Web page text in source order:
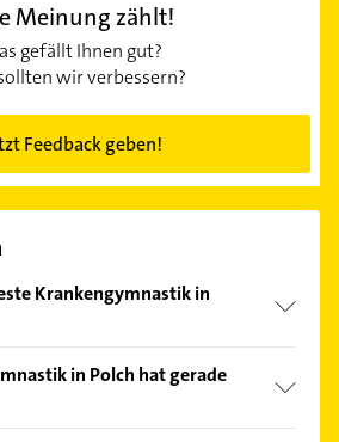
Meinung zählt!
gefällt Ihnen gut?
wir verbessern?
Feedback geben!
Krankengymnastik in
und profitieren Sie von den
können Sie sich
in Polch hat gerade